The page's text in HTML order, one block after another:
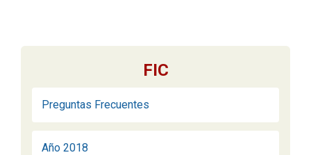
FIC
Preguntas Frecuentes
Año 2018